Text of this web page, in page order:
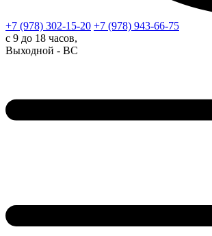
+7 (978) 302-15-20 +7 (978) 943-66-75
с 9 до 18 часов,
Выходной - ВС